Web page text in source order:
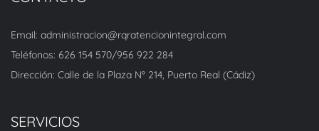
Email: administracion@rqratencionintegral.com
Teléfonos: 626 154 570/956 922 284
Dirección: Calle de la Plaza Nº 214, Puerto Real (Cádiz)
SERVICIOS